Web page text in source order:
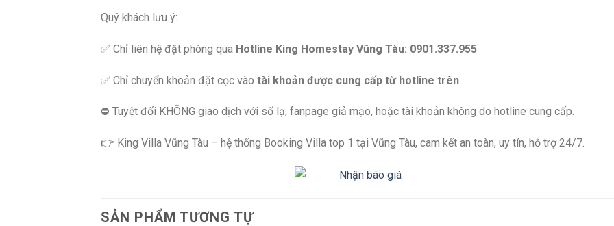
Quý khách lưu ý:
✅ Chỉ liên hệ đặt phòng qua Hotline King Homestay Vũng Tàu: 0901.337.955
✅ Chỉ chuyển khoản đặt cọc vào tài khoản được cung cấp từ hotline trên
⛔️ Tuyệt đối KHÔNG giao dịch với số lạ, fanpage giả mạo, hoặc tài khoản không do hotline cung cấp.
👉 King Villa Vũng Tàu – hệ thống Booking Villa top 1 tại Vũng Tàu, cam kết an toàn, uy tín, hỗ trợ 24/7.
SẢN PHẨM TƯƠNG TỰ